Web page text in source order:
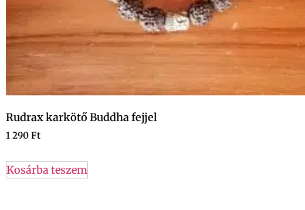
Rudrax karkötő Buddha fejjel
1 290 Ft
Kosárba teszem